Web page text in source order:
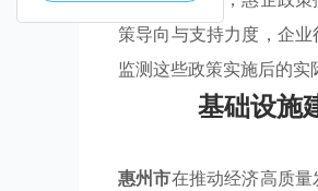
策导向与支持力度，企
监测这些政策实施后的实
基础设施
惠州市在推动经济高质